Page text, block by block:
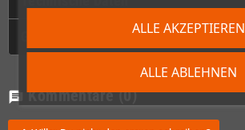
ALLE ABLEHNEN
ALLE AKZEPTIEREN
chat Kommentare (0)